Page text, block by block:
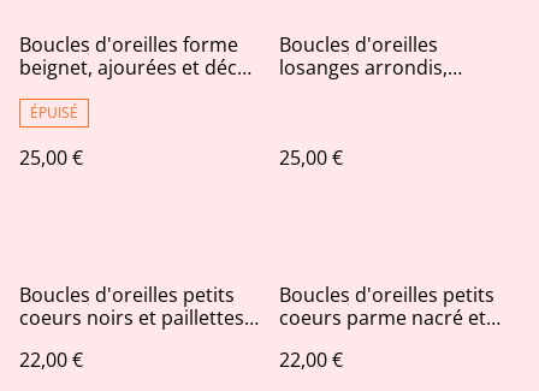
Boucles d'oreilles forme
beignet, ajourées et décos
ÉPUISÉ
25,00 €
Boucles d'oreilles
losanges arrondis,
25,00 €
Boucles d'oreilles petits
coeurs noirs et paillettes
22,00 €
Boucles d'oreilles petits
coeurs parme nacré et
AB
22,00 €